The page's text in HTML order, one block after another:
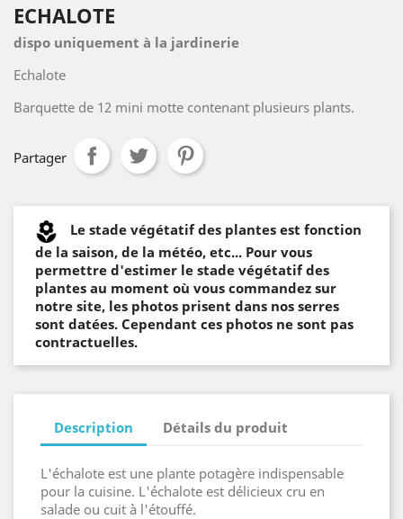
ECHALOTE
dispo uniquement à la jardinerie
Echalote
Barquette de 12 mini motte contenant plusieurs plants.
Partager
Le stade végétatif des plantes est fonction
de la saison, de la météo, etc... Pour vous
permettre d'estimer le stade végétatif des
plantes au moment où vous commandez sur
notre site, les photos prisent dans nos serres
sont datées. Cependant ces photos ne sont pas
contractuelles.
Description Détails du produit
L'échalote est une plante potagère indispensable
pour la cuisine. L'échalote est délicieux cru en
salade ou cuit à l'étouffé.